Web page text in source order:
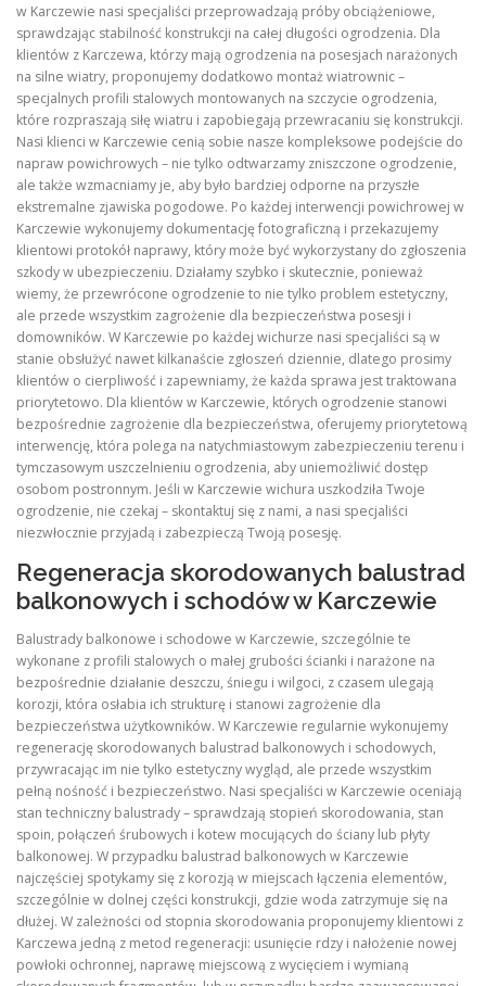
w Karczewie nasi specjaliści przeprowadzają próby obciążeniowe,
sprawdzając stabilność konstrukcji na całej długości ogrodzenia. Dla
klientów z Karczewa, którzy mają ogrodzenia na posesjach narażonych
na silne wiatry, proponujemy dodatkowo montaż wiatrownic –
specjalnych profili stalowych montowanych na szczycie ogrodzenia,
które rozpraszają siłę wiatru i zapobiegają przewracaniu się konstrukcji.
Nasi klienci w Karczewie cenią sobie nasze kompleksowe podejście do
napraw powichrowych – nie tylko odtwarzamy zniszczone ogrodzenie,
ale także wzmacniamy je, aby było bardziej odporne na przyszłe
ekstremalne zjawiska pogodowe. Po każdej interwencji powichrowej w
Karczewie wykonujemy dokumentację fotograficzną i przekazujemy
klientowi protokół naprawy, który może być wykorzystany do zgłoszenia
szkody w ubezpieczeniu. Działamy szybko i skutecznie, ponieważ
wiemy, że przewrócone ogrodzenie to nie tylko problem estetyczny,
ale przede wszystkim zagrożenie dla bezpieczeństwa posesji i
domowników. W Karczewie po każdej wichurze nasi specjaliści są w
stanie obsłużyć nawet kilkanaście zgłoszeń dziennie, dlatego prosimy
klientów o cierpliwość i zapewniamy, że każda sprawa jest traktowana
priorytetowo. Dla klientów w Karczewie, których ogrodzenie stanowi
bezpośrednie zagrożenie dla bezpieczeństwa, oferujemy priorytetową
interwencję, która polega na natychmiastowym zabezpieczeniu terenu i
tymczasowym uszczelnieniu ogrodzenia, aby uniemożliwić dostęp
osobom postronnym. Jeśli w Karczewie wichura uszkodziła Twoje
ogrodzenie, nie czekaj – skontaktuj się z nami, a nasi specjaliści
niezwłocznie przyjadą i zabezpieczą Twoją posesję.
Regeneracja skorodowanych balustrad
balkonowych i schodów w Karczewie
Balustrady balkonowe i schodowe w Karczewie, szczególnie te
wykonane z profili stalowych o małej grubości ścianki i narażone na
bezpośrednie działanie deszczu, śniegu i wilgoci, z czasem ulegają
korozji, która osłabia ich strukturę i stanowi zagrożenie dla
bezpieczeństwa użytkowników. W Karczewie regularnie wykonujemy
regenerację skorodowanych balustrad balkonowych i schodowych,
przywracając im nie tylko estetyczny wygląd, ale przede wszystkim
pełną nośność i bezpieczeństwo. Nasi specjaliści w Karczewie oceniają
stan techniczny balustrady – sprawdzają stopień skorodowania, stan
spoin, połączeń śrubowych i kotew mocujących do ściany lub płyty
balkonowej. W przypadku balustrad balkonowych w Karczewie
najczęściej spotykamy się z korozją w miejscach łączenia elementów,
szczególnie w dolnej części konstrukcji, gdzie woda zatrzymuje się na
dłużej. W zależności od stopnia skorodowania proponujemy klientowi z
Karczewa jedną z metod regeneracji: usunięcie rdzy i nałożenie nowej
powłoki ochronnej, naprawę miejscową z wycięciem i wymianą